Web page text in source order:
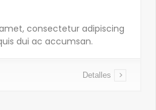
consectetur adipiscing
dui ac accumsan.
Detalles